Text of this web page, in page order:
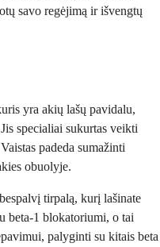
savo regėjimą ir išvengtų
yra akių lašų pavidalu,
specialiai sukurtas veikti
padeda sumažinti
obuolyje.
tirpalą, kurį lašinate
beta-1 blokatoriumi, o tai
palyginti su kitais beta